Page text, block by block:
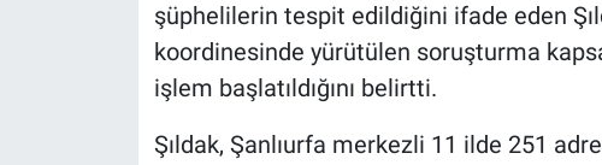
şüphelilerin tespit edildiğini ifade eden
koordinesinde yürütülen soruşturma
işlem başlatıldığını belirtti.
Şıldak, Şanlıurfa merkezli 11 ilde 251